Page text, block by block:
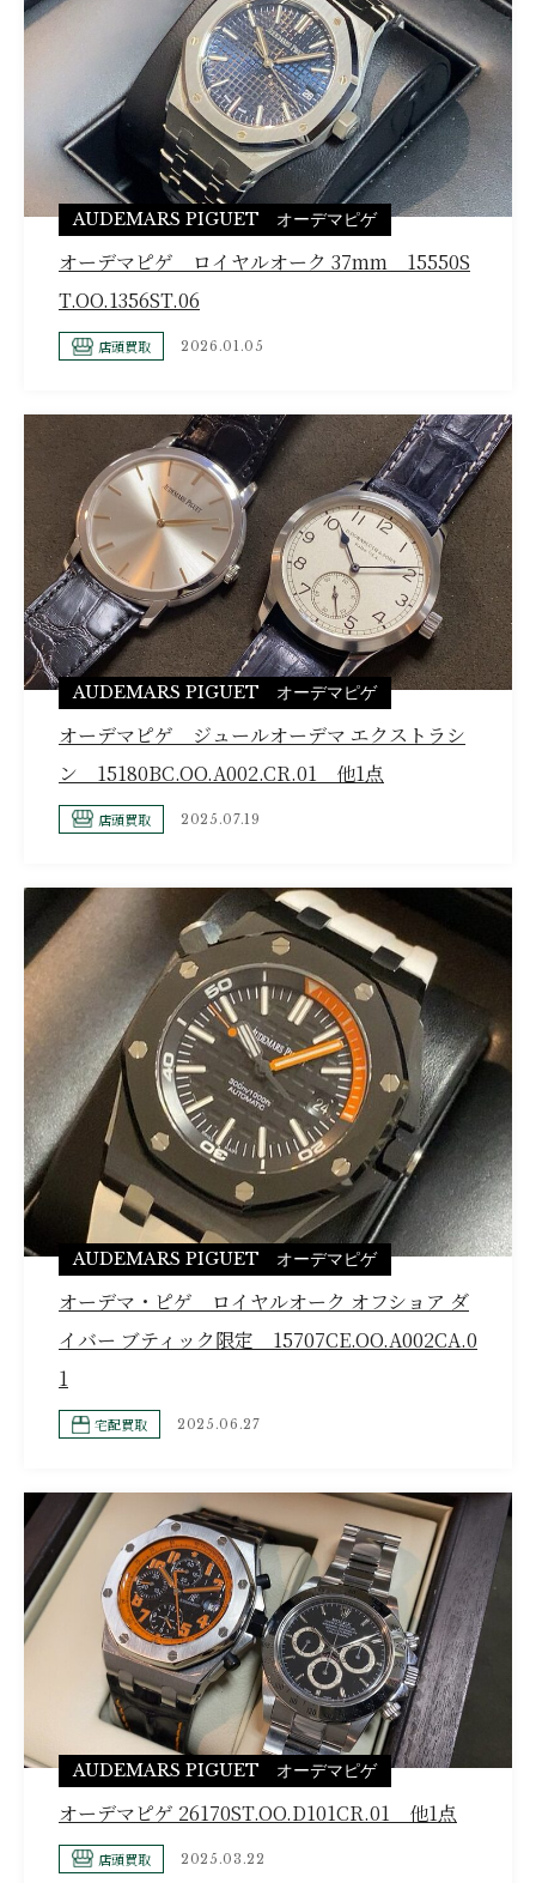
AUDEMARS PIGUET オーデマピゲ
オーデマピゲ ロイヤルオーク 37mm 15550S
T.OO.1356ST.06
店頭買取 2026.01.05
AUDEMARS PIGUET オーデマピゲ
オーデマピゲ ジュールオーデマ エクストラシ
ン 15180BC.OO.A002.CR.01 他1点
店頭買取 2025.07.19
AUDEMARS PIGUET オーデマピゲ
オーデマ・ピゲ ロイヤルオーク オフショア ダ
イバー ブティック限定 15707CE.OO.A002CA.0
1
宅配買取 2025.06.27
AUDEMARS PIGUET オーデマピゲ
オーデマピゲ 26170ST.OO.D101CR.01 他1点
店頭買取 2025.03.22